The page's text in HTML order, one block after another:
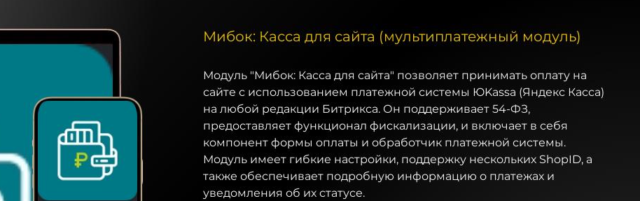
Мибок: Касса для сайта (мультиплатежный модуль)
Модуль "Мибок: Касса для сайта" позволяет принимать оплату на
сайте с использованием платежной системы ЮKassa (Яндекс Касса)
на любой редакции Битрикса. Он поддерживает 54-ФЗ,
предоставляет функционал фискализации, и включает в себя
компонент формы оплаты и обработчик платежной системы.
Модуль имеет гибкие настройки, поддержку нескольких ShopID, а
также обеспечивает подробную информацию о платежах и
уведомления об их статусе.